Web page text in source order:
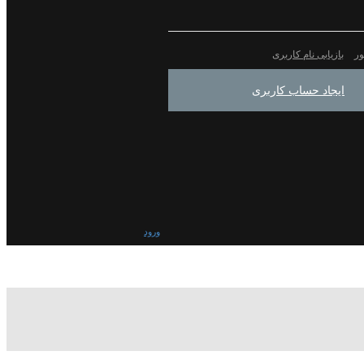
بازیابی نام کاربری
ایجاد حساب کاربری
ورود